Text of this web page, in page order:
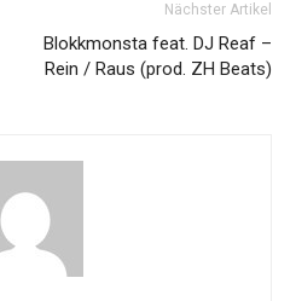
Nächster Artikel
Blokkmonsta feat. DJ Reaf –
Rein / Raus (prod. ZH Beats)